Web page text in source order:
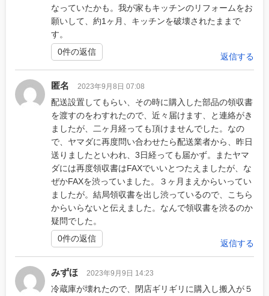
なっていたかも。我が家もキッチンのリフォームをお
願いして、約1ヶ月、キッチンを破壊されたままで
す。
返信する
0件の返信
匿名 2023年9月8日 07:08
配送設置してもらい、その時に購入した部品の領収書
を渡すのをわすれたので、近々届けます、と連絡がき
ましたが、二ヶ月経っても頂けませんでした。なの
で、ヤマダに再度問い合わせたら配送業者から、昨日
送りましたといわれ、3日経っても届かず。またヤマ
ダには再度領収書はFAXでいいとつたえましたが、な
ぜかFAXを渋っていました。３ヶ月まえからいってい
ましたが。結局領収書を出し渋っているので、こちら
からいらないと伝えました。なんで領収書を渋るのか
疑問でした。
返信する
0件の返信
みずほ 2023年9月9日 14:23
冷蔵庫が壊れたので、閉店ギリギリに購入し搬入が５